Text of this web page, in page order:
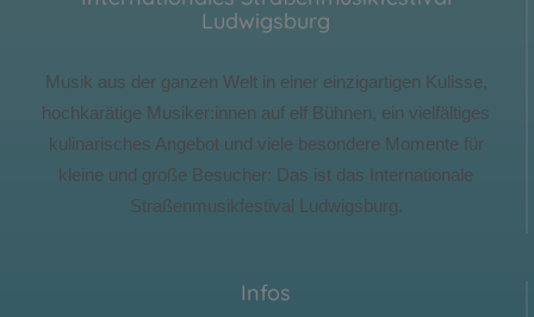
Ludwigsburg
Musik aus der ganzen Welt in einer einzigartigen Kulisse,
hochkarätige Musiker:innen auf elf Bühnen, ein vielfältiges
kulinarisches Angebot und viele besondere Momente für
kleine und große Besucher: Das ist das Internationale
Straßenmusikfestival Ludwigsburg.
Infos